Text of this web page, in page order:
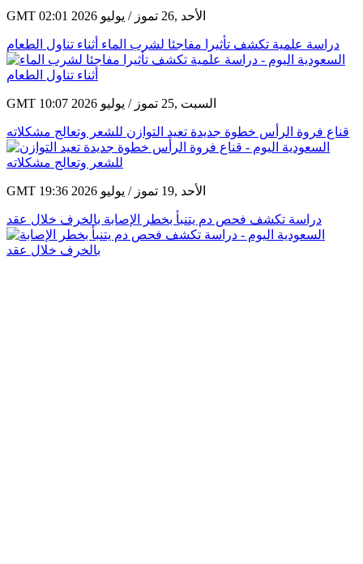
GMT 02:01 2026 الأحد ,26 تموز / يوليو
دراسة علمية تكشف تأثيرا مفاجئا لشرب الماء أثناء تناول الطعام
GMT 10:07 2026 السبت ,25 تموز / يوليو
قناع فروة الرأس خطوة جديدة تعيد التوازن للشعر وتعالج مشكلاته
GMT 19:36 2026 الأحد ,19 تموز / يوليو
دراسة تكشف فحص دم يتنبأ بخطر الإصابة بالخرف خلال عقد